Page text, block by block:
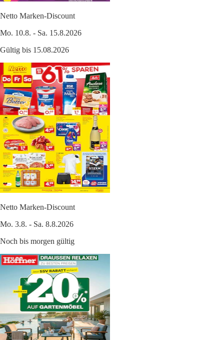
Netto Marken-Discount
Mo. 10.8. - Sa. 15.8.2026
Gültig bis 15.08.2026
Netto Marken-Discount
Mo. 3.8. - Sa. 8.8.2026
Noch bis morgen gültig